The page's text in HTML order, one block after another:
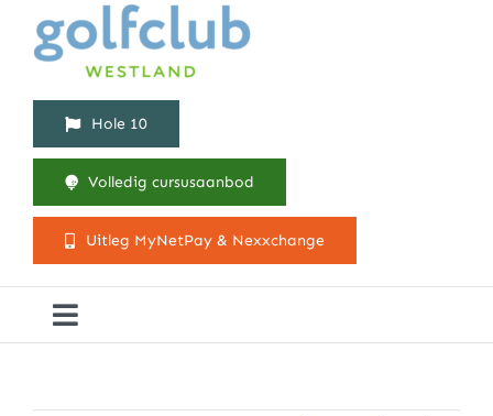
Hole 10
Volledig cursusaanbod
Uitleg MyNetPay & Nexxchange
Toggle